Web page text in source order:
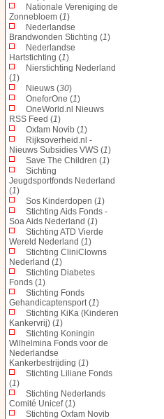
Nationale Vereniging de
Zonnebloem (1)
Nederlandse
Brandwonden Stichting (1)
Nederlandse
Hartstichting (1)
Nierstichting Nederland
(1)
Nieuws (30)
OneforOne (1)
OneWorld.nl Nieuws
RSS Feed (1)
Oxfam Novib (1)
Rijksoverheid.nl -
Nieuws Subsidies VWS (1)
Save The Children (1)
Sichting
Jeugdsportfonds Nederland
(1)
Sos Kinderdopen (1)
Stichting Aids Fonds -
Soa Aids Nederland (1)
Stichting ATD Vierde
Wereld Nederland (1)
Stichting CliniClowns
Nederland (1)
Stichting Diabetes
Fonds (1)
Stichting Fonds
Gehandicaptensport (1)
Stichting KiKa (Kinderen
Kankervrij) (1)
Stichting Koningin
Wilhelmina Fonds voor de
Nederlandse
Kankerbestrijding (1)
Stichting Liliane Fonds
(1)
Stichting Nederlands
Comité Unicef (1)
Stichting Oxfam Novib